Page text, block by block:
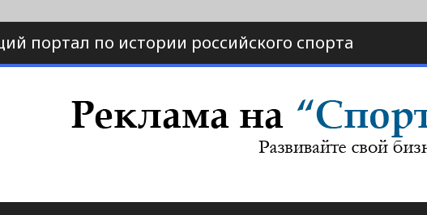
портал по истории российского спорта
страна.ру
по истории спорта